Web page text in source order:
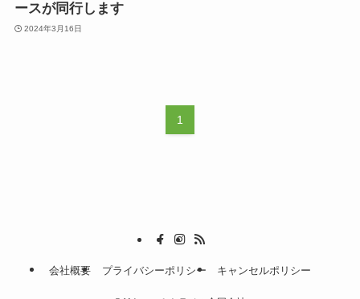
ースが同行します
2024年3月16日
1
会社概要 プライバシーポリシー キャンセルポリシー